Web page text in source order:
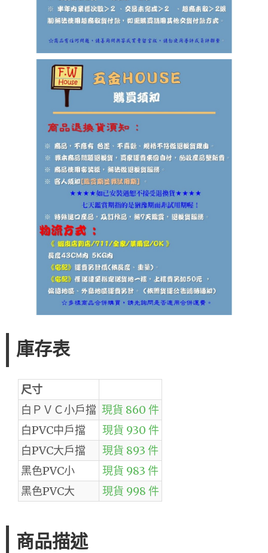
庫存表
尺寸
白ＰＶＣ小戶擋 現貨 860 件
白PVC中戶擋
現貨 930 件
白PVC大戶擋
現貨 893 件
黑色PVC小
現貨 983 件
黑色PVC大
現貨 998 件
商品描述